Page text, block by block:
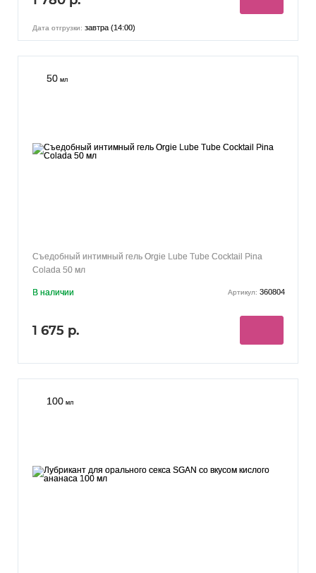
Дата отгрузки: завтра (14:00)
50 мл
Съедобный интимный гель Orgie Lube Tube Cocktail Pina
Colada 50 мл
В наличии Артикул: 360804
1 675 р.
100 мл